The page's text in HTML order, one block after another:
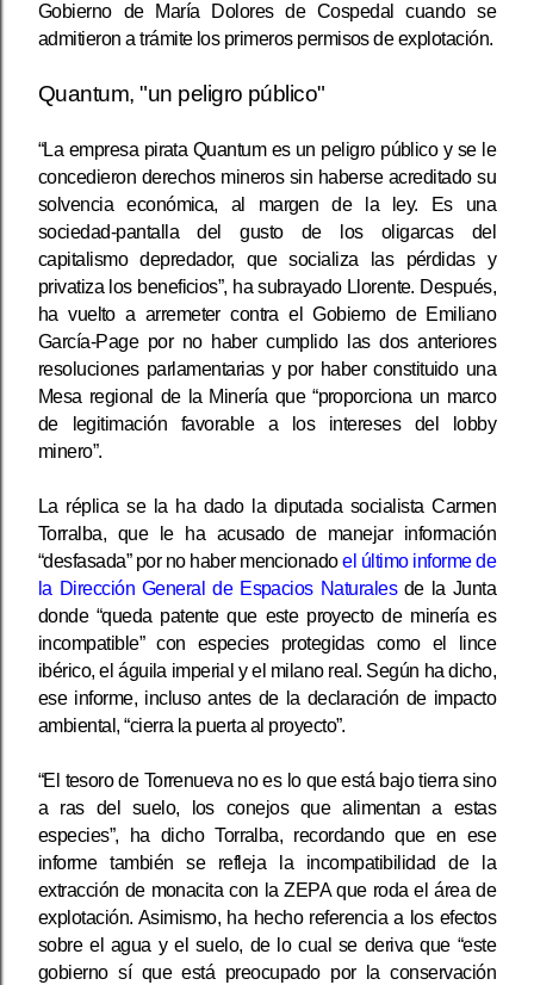
Gobierno de María Dolores de Cospedal cuando se
admitieron a trámite los primeros permisos de explotación.
Quantum, "un peligro público"
“La empresa pirata Quantum es un peligro público y se le
concedieron derechos mineros sin haberse acreditado su
solvencia económica, al margen de la ley. Es una
sociedad-pantalla del gusto de los oligarcas del
capitalismo depredador, que socializa las pérdidas y
privatiza los beneficios”, ha subrayado Llorente. Después,
ha vuelto a arremeter contra el Gobierno de Emiliano
García-Page por no haber cumplido las dos anteriores
resoluciones parlamentarias y por haber constituido una
Mesa regional de la Minería que “proporciona un marco
de legitimación favorable a los intereses del lobby
minero”.
La réplica se la ha dado la diputada socialista Carmen
Torralba, que le ha acusado de manejar información
“desfasada” por no haber mencionadoel último informe de
la Dirección General de Espacios Naturalesde la Junta
donde “queda patente que este proyecto de minería es
incompatible” con especies protegidas como el lince
ibérico, el águila imperial y el milano real. Según ha dicho,
ese informe, incluso antes de la declaración de impacto
ambiental, “cierra la puerta al proyecto”.
“El tesoro de Torrenueva no es lo que está bajo tierra sino
a ras del suelo, los conejos que alimentan a estas
especies”, ha dicho Torralba, recordando que en ese
informe también se refleja la incompatibilidad de la
extracción de monacita con la ZEPA que roda el área de
explotación. Asimismo, ha hecho referencia a los efectos
sobre el agua y el suelo, de lo cual se deriva que “este
gobierno sí que está preocupado por la conservación